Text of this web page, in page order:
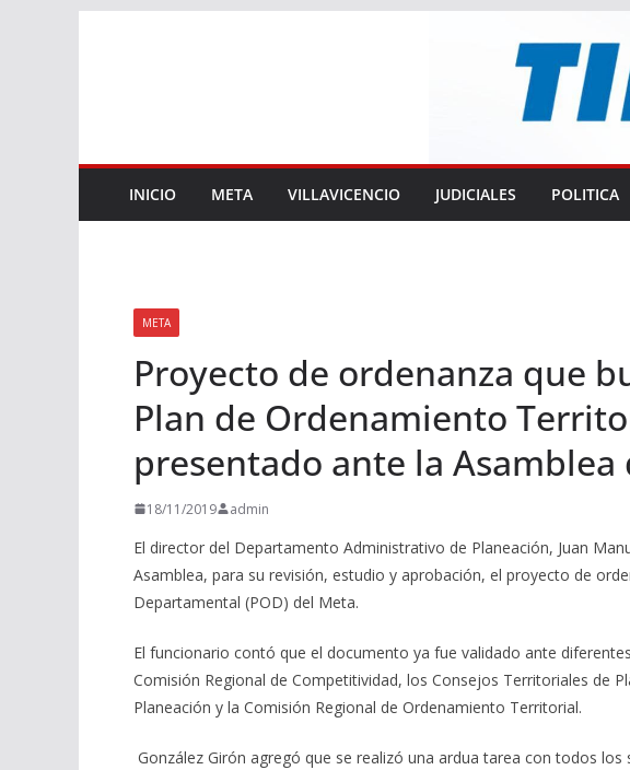
INICIO META VILLAVICENCIO JUDICIALES POLITICA
META
Proyecto de ordenanza que
Plan de Ordenamiento
presentado ante la Asamblea
18/11/2019 admin
El director del Departamento Administrativo de Planeación, Juan
Asamblea, para su revisión, estudio y aprobación, el proyecto de
Departamental (POD) del Meta.
El funcionario contó que el documento ya fue validado ante
Comisión Regional de Competitividad, los Consejos Territoriales de
Planeación y la Comisión Regional de Ordenamiento Territorial.
González Girón agregó que se realizó una ardua tarea con todos